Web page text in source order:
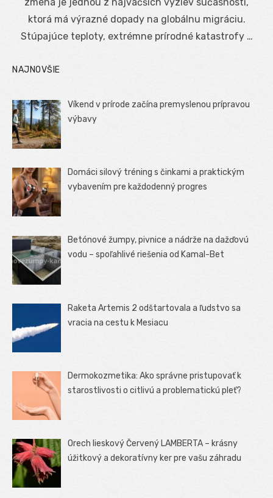
ktorá má výrazné dopady na globálnu migráciu.
Stúpajúce teploty, extrémne prírodné katastrofy …
NAJNOVŠIE
Víkend v prírode začína premyslenou prípravou
výbavy
Domáci silový tréning s činkami a praktickým
vybavením pre každodenný progres
Betónové žumpy, pivnice a nádrže na dažďovú
vodu – spoľahlivé riešenia od Kamal-Bet
Raketa Artemis 2 odštartovala a ľudstvo sa
vracia na cestu k Mesiacu
Dermokozmetika: Ako správne pristupovať k
starostlivosti o citlivú a problematickú pleť?
Orech lieskový Červený LAMBERTA – krásny
úžitkový a dekoratívny ker pre vašu záhradu